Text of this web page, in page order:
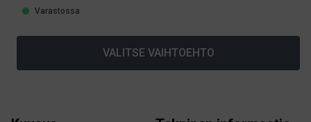
Varastossa
VALITSE VAIHTOEHTO